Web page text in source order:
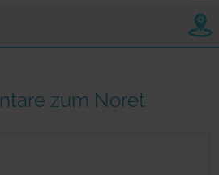
zum Noret